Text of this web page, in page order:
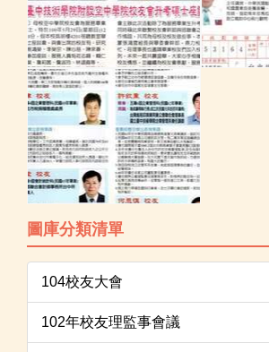
圖庫分類清單
104校友大會
102年校友理監事會議